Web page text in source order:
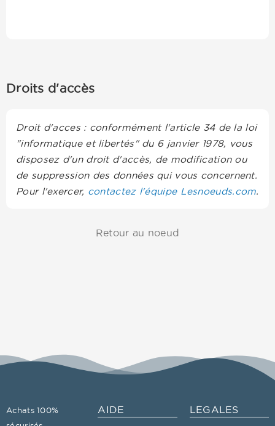
Droits d'accès
Droit d'acces : conformément l'article 34 de la loi
"informatique et libertés" du 6 janvier 1978, vous
disposez d'un droit d'accès, de modification ou
de suppression des données qui vous concernent.
Pour l'exercer, contactez l'équipe Lesnoeuds.com.
Retour au noeud
Achats 100%
AIDE LEGALES